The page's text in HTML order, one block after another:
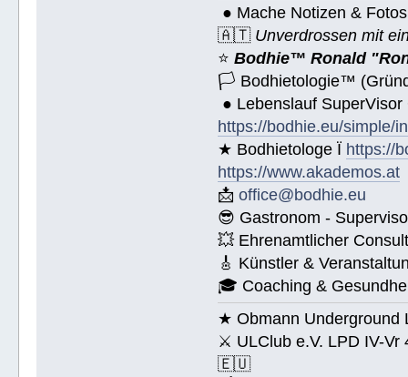
● Mache Notizen &
🇦🇹 Unverdrossen mit
⭐️Bodhie™ Ronald
🏳 Bodhietologie™
● Lebenslauf
https://bodhie.eu/simple/
★ Bodhietologe Ï https://
https://www.akademos.at
📩office@bodhie.eu
😎 Gastronom -
💥 Ehrenamtlicher
🎸 Künstler &
🎓 Coaching &
★ Obmann Underground
⚔ ULClub e.V. LPD IV-
🇪🇺